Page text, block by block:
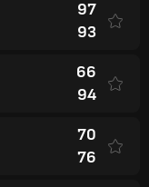
97
93
66
94
70
76